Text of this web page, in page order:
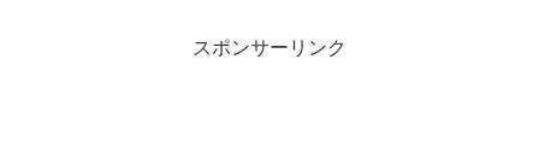
スポンサーリンク